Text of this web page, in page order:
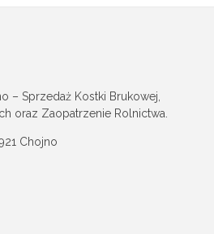
– Sprzedaż Kostki Brukowej,
oraz Zaopatrzenie Rolnictwa.
Chojno